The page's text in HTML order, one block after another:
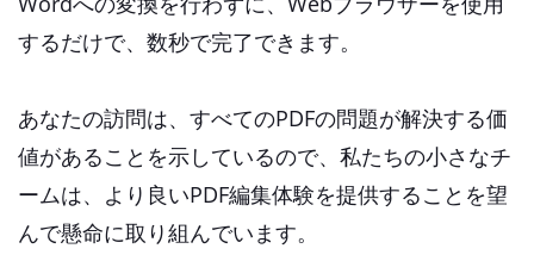
するだけで、数秒で完了できます。
あなたの訪問は、すべてのPDFの問題が解決する価
値があることを示しているので、私たちの小さなチ
ームは、より良いPDF編集体験を提供することを望
んで懸命に取り組んでいます。